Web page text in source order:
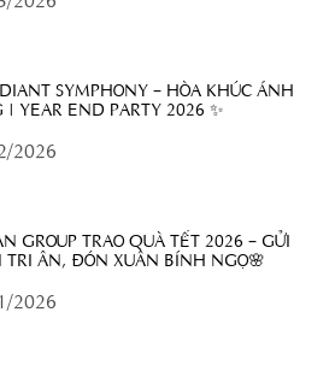
SYMPHONY – HÒA KHÚC ÁNH
| YEAR END PARTY 2026 ✨
2026
GROUP TRAO QUÀ TẾT 2026 – GỬI
TRI ÂN, ĐÓN XUÂN BÍNH NGỌ🌸
2026